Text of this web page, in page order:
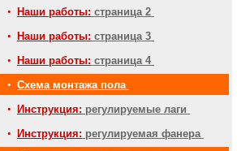
•
Наши работы: страница 2
•
Наши работы: страница 3
•
Наши работы: страница 4
• Схема монтажа пола
•
Инструкция: регулируемые лаги
•
Инструкция: регулируемая фанера